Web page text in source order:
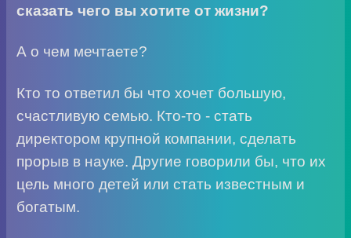
сказать чего вы хотите от жизни?
А о чем мечтаете?
Кто то ответил бы что хочет большую,
счастливую семью. Кто-то - стать
директором крупной компании, сделать
прорыв в науке. Другие говорили бы, что их
цель много детей или стать известным и
богатым.